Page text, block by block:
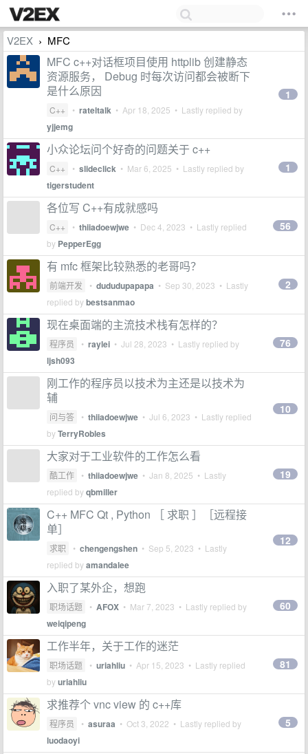
V2EX › MFC
MFC c++对话框项目使用 httplib 创建静态
资源服务， Debug 时每次访问都会被断下
是什么原因
C++ • rateltalk • Apr 18, 2025 • Lastly replied by
yjjemg
1
小众论坛问个好奇的问题关于 c++
C++ • slideclick • Mar 6, 2025 • Lastly replied by
tigerstudent
1
各位写 C++有成就感吗
C++ • thiiadoewjwe • Dec 4, 2023 • Lastly replied
by PepperEgg
56
有 mfc 框架比较熟悉的老哥吗？
前端开发 • dududupapapa • Sep 30, 2023 • Lastly
replied bybestsanmao
2
现在桌面端的主流技术栈有怎样的？
程序员 • raylei • Jul 28, 2023 • Lastly replied by
ljsh093
76
刚工作的程序员以技术为主还是以技术为
辅
问与答 • thiiadoewjwe • Jul 6, 2023 • Lastly replied
byTerryRobles
10
大家对于工业软件的工作怎么看
酷工作 • thiiadoewjwe • Jan 8, 2025 • Lastly
replied byqbmiller
19
C++ MFC Qt , Python ［ 求职 ］［远程接
单］
求职 • chengengshen • Sep 5, 2023 • Lastly
replied byamandalee
12
入职了某外企，想跑
职场话题 • AFOX • Mar 7, 2023 • Lastly replied by
weiqipeng
60
工作半年，关于工作的迷茫
职场话题 • uriahliu • Apr 15, 2023 • Lastly replied
byuriahliu
81
求推荐个 vnc view 的 c++库
程序员 • asuraa • Oct 3, 2022 • Lastly replied by
luodaoyi
5